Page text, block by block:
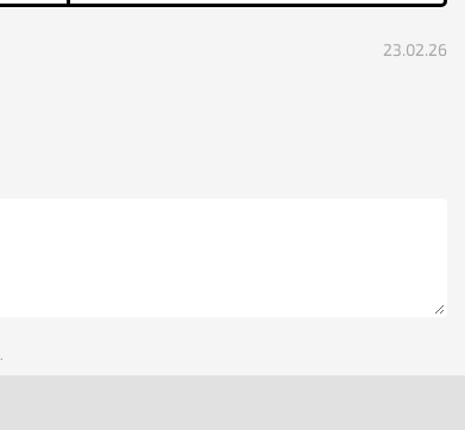
23.02.26